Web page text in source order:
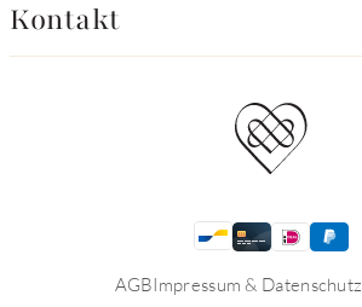
Kontakt
AGBImpressum & Datenschutz